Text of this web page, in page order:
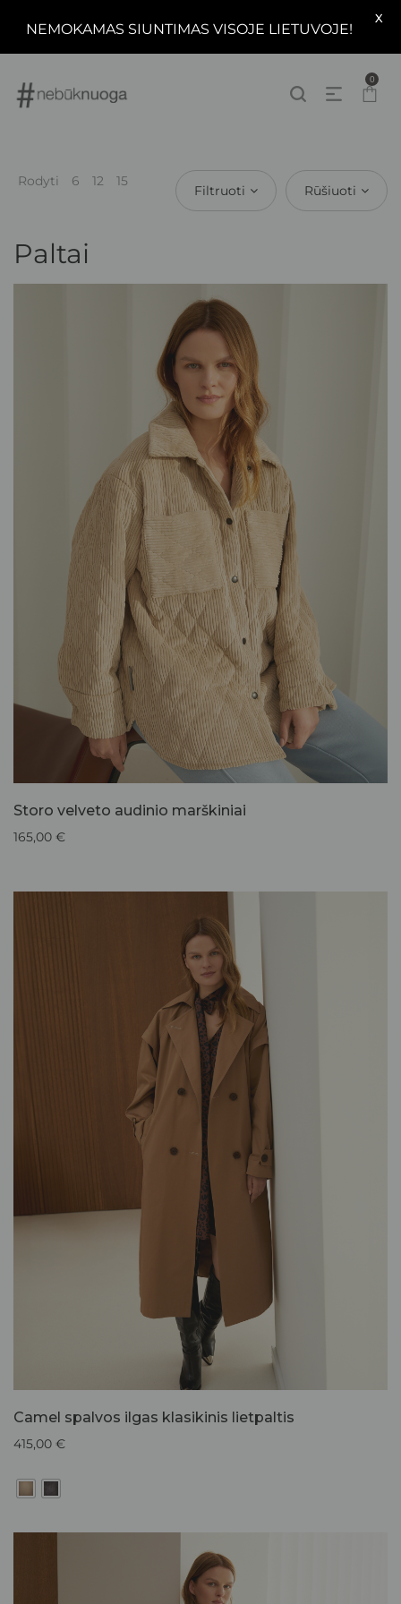
0
Rodyti 6 12 15
Filtruoti Rūšiuoti
Paltai
Storo velveto audinio marškiniai
165,00 €
Camel spalvos ilgas klasikinis lietpaltis
415,00 €
NEMOKAMAS SIUNTIMAS VISOJE LIETUVOJE!
X